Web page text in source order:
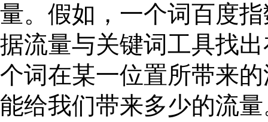
量。假如，一个词百度
据流量与关键词工具找
个词在某一位置所带来
能给我们带来多少的流